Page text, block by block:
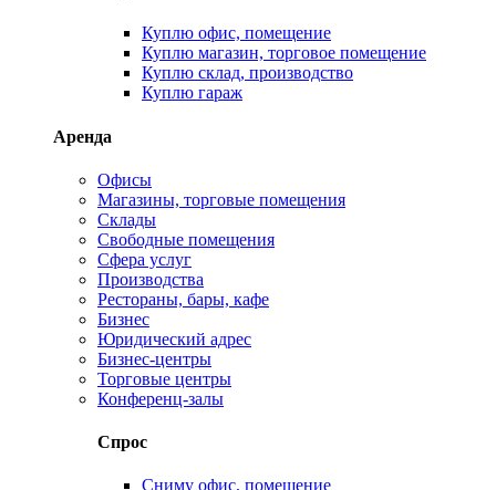
Куплю офис, помещение
Куплю магазин, торговое помещение
Куплю склад, производство
Куплю гараж
Аренда
Офисы
Магазины, торговые помещения
Склады
Свободные помещения
Сфера услуг
Производства
Рестораны, бары, кафе
Бизнес
Юридический адрес
Бизнес-центры
Торговые центры
Конференц-залы
Спрос
Сниму офис, помещение